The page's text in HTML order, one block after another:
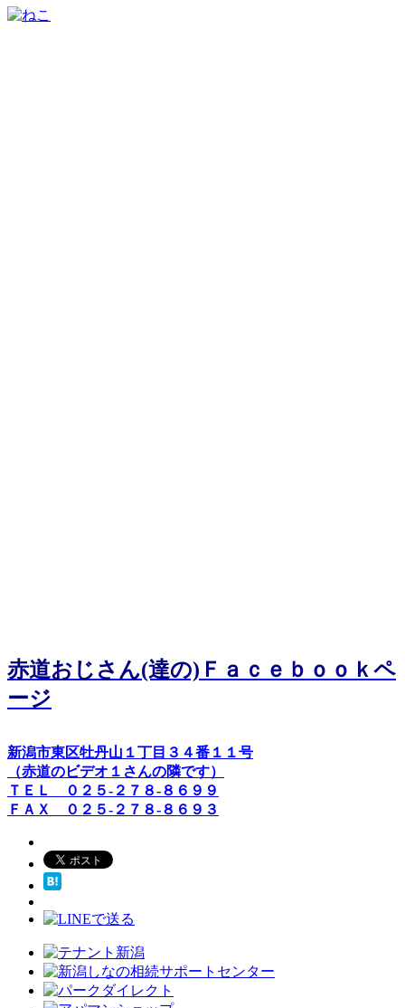
赤道おじさん(達の)Ｆａｃｅｂｏｏｋペ
ージ
新潟市東区牡丹山１丁目３４番１１号
（赤道のビデオ１さんの隣です）
ＴＥＬ ０２５-２７８-８６９９
ＦＡＸ ０２５-２７８-８６９３